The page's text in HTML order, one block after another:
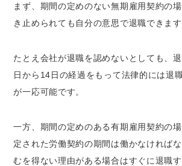
まず、期間の定めのない無期雇用契約の
き止められても自分の意思で退職できます
たとえ会社が退職を認めないとしても、
日から14日の経過をもって法律的には退
が一応可能です。
一方、期間の定めのある有期雇用契約の
定された労働契約の期間は働かなければ
むを得ない理由がある場合はすぐに退職